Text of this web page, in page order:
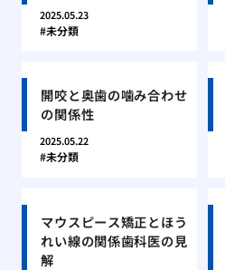
2025.05.23
未分類
開咬と奥歯の噛み合わせ
の関係性
2025.05.22
未分類
マウスピース矯正とほう
れい線の関係歯科医の見
解